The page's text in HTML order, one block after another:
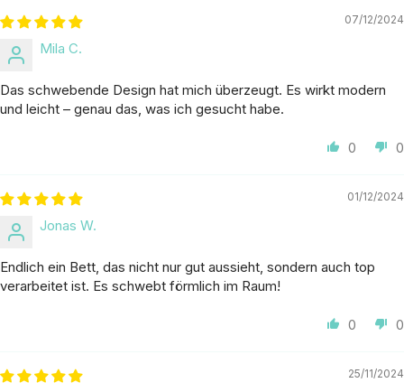
07/12/2024
Mila C.
Das schwebende Design hat mich überzeugt. Es wirkt modern
und leicht – genau das, was ich gesucht habe.
0 0
01/12/2024
Jonas W.
Endlich ein Bett, das nicht nur gut aussieht, sondern auch top
verarbeitet ist. Es schwebt förmlich im Raum!
0 0
25/11/2024